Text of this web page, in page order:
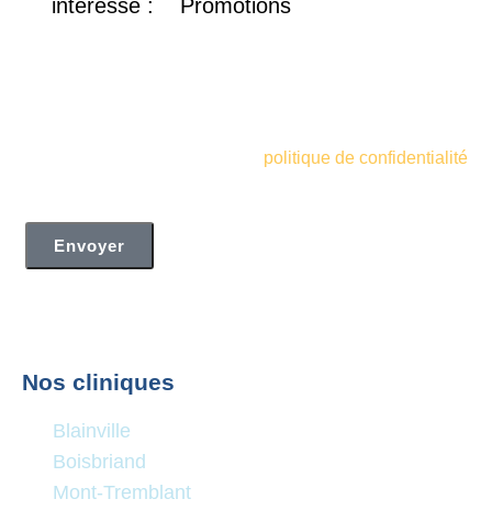
intéresse :
Promotions
politique de confidentialité
Envoyer
Nos cliniques
Blainville
Boisbriand
Mont-Tremblant